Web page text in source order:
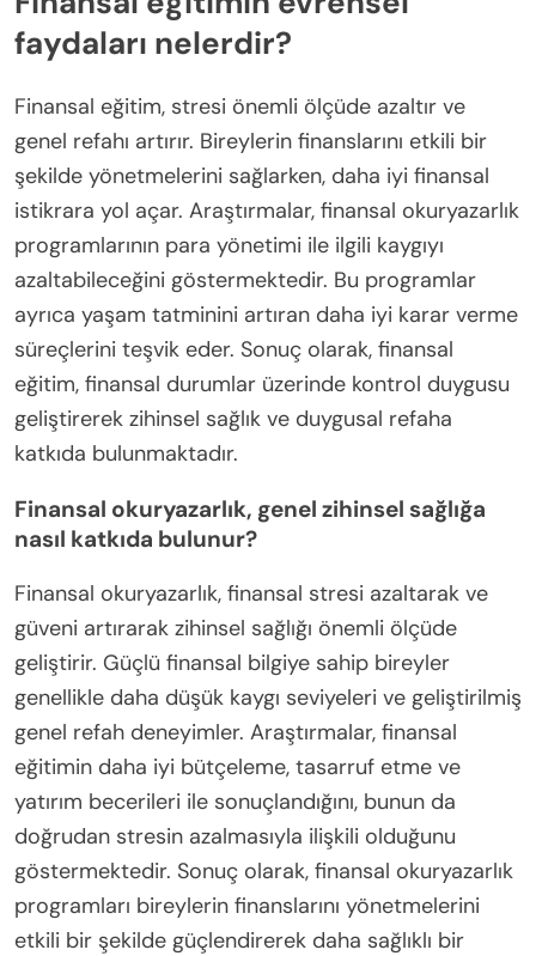
faydaları nelerdir?
Finansal eğitim, stresi önemli ölçüde azaltır ve
genel refahı artırır. Bireylerin finanslarını etkili bir
şekilde yönetmelerini sağlarken, daha iyi finansal
istikrara yol açar. Araştırmalar, finansal okuryazarlık
programlarının para yönetimi ile ilgili kaygıyı
azaltabileceğini göstermektedir. Bu programlar
ayrıca yaşam tatminini artıran daha iyi karar verme
süreçlerini teşvik eder. Sonuç olarak, finansal
eğitim, finansal durumlar üzerinde kontrol duygusu
geliştirerek zihinsel sağlık ve duygusal refaha
katkıda bulunmaktadır.
Finansal okuryazarlık, genel zihinsel sağlığa
nasıl katkıda bulunur?
Finansal okuryazarlık, finansal stresi azaltarak ve
güveni artırarak zihinsel sağlığı önemli ölçüde
geliştirir. Güçlü finansal bilgiye sahip bireyler
genellikle daha düşük kaygı seviyeleri ve geliştirilmiş
genel refah deneyimler. Araştırmalar, finansal
eğitimin daha iyi bütçeleme, tasarruf etme ve
yatırım becerileri ile sonuçlandığını, bunun da
doğrudan stresin azalmasıyla ilişkili olduğunu
göstermektedir. Sonuç olarak, finansal okuryazarlık
programları bireylerin finanslarını yönetmelerini
etkili bir şekilde güçlendirerek daha sağlıklı bir